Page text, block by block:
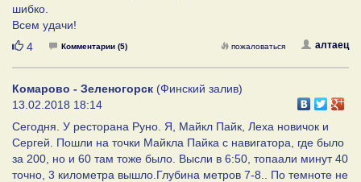
шибко.
Всем удачи!
Нравится
4 Комментарии (5) алтаец
пожаловаться
Комарово - Зеленогорск (Финский залив)
13.02.2018 18:14
Сегодня. У ресторана Руно. Я, Майкл Пайк, Леха новичок и
Сергей. Пошли на точки Майкла Пайка с навигатора, где было
за 200, но и 60 там тоже было. Высли в 6:50, топаали минут 40
точно, 3 километра вышло.Глубина метров 7-8.. По темноте не